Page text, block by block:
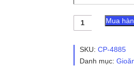
Gioăng
SBR
lượng
Mua
SKU: CP-4885
Danh mục: